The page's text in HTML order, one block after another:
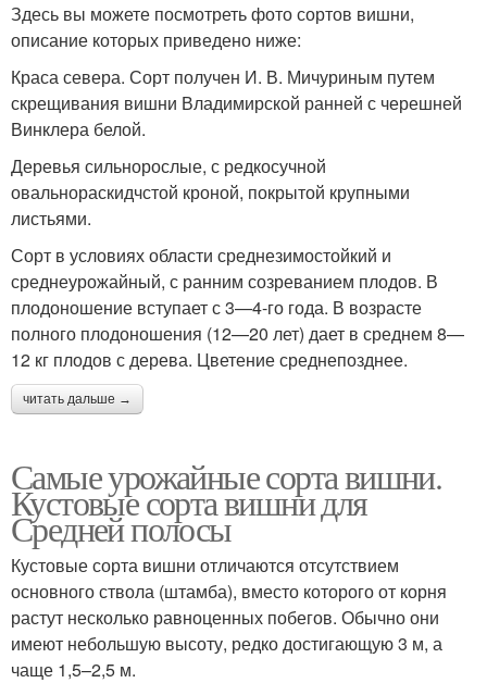
Здесь вы можете посмотреть фото сортов вишни,
описание которых приведено ниже:
Краса севера. Сорт получен И. В. Мичуриным путем
скрещивания вишни Владимирской ранней с черешней
Винклера белой.
Деревья сильнорослые, с редкосучной
овальнораскидчстой кроной, покрытой крупными
листьями.
Сорт в условиях области среднезимостойкий и
среднеурожайный, с ранним созреванием плодов. В
плодоношение вступает с 3—4-го года. В возрасте
полного плодоношения (12—20 лет) дает в среднем 8—
12 кг плодов с дерева. Цветение среднепозднее.
читать дальше →
Самые урожайные сорта вишни.
Кустовые сорта вишни для
Средней полосы
Кустовые сорта вишни отличаются отсутствием
основного ствола (штамба), вместо которого от корня
растут несколько равноценных побегов. Обычно они
имеют небольшую высоту, редко достигающую 3 м, а
чаще 1,5–2,5 м.